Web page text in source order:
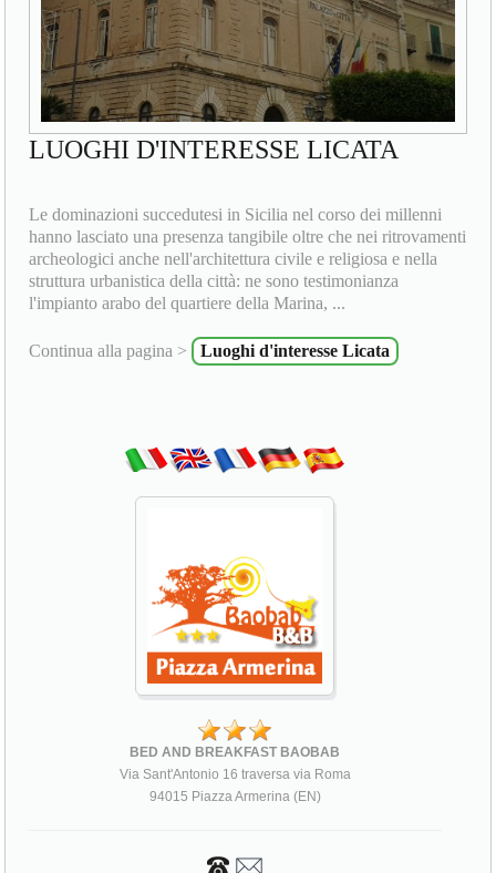
LUOGHI D'INTERESSE LICATA
Le dominazioni succedutesi in Sicilia nel corso dei millenni
hanno lasciato una presenza tangibile oltre che nei ritrovamenti
archeologici anche nell'architettura civile e religiosa e nella
struttura urbanistica della città: ne sono testimonianza
l'impianto arabo del quartiere della Marina, ...
Continua alla pagina > Luoghi d'interesse Licata
BED AND BREAKFAST BAOBAB
Via Sant'Antonio 16 traversa via Roma
94015 Piazza Armerina (EN)